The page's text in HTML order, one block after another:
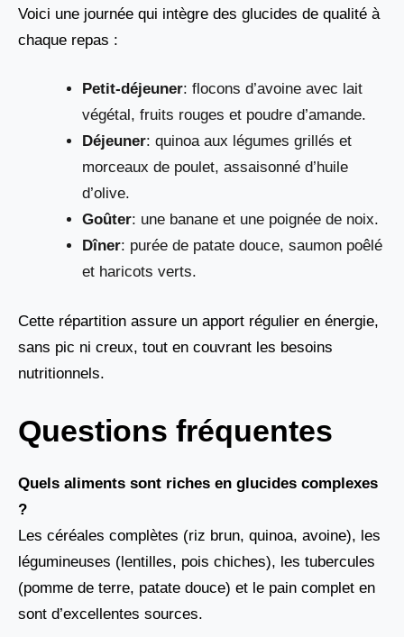
Voici une journée qui intègre des glucides de qualité à
chaque repas :
Petit-déjeuner: flocons d’avoine avec lait
végétal, fruits rouges et poudre d’amande.
Déjeuner: quinoa aux légumes grillés et
morceaux de poulet, assaisonné d’huile
d’olive.
Goûter: une banane et une poignée de noix.
Dîner: purée de patate douce, saumon poêlé
et haricots verts.
Cette répartition assure un apport régulier en énergie,
sans pic ni creux, tout en couvrant les besoins
nutritionnels.
Questions fréquentes
Quels aliments sont riches en glucides complexes
?
Les céréales complètes (riz brun, quinoa, avoine), les
légumineuses (lentilles, pois chiches), les tubercules
(pomme de terre, patate douce) et le pain complet en
sont d’excellentes sources.